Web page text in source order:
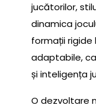
jucătorilor,
dinamica
formații
adaptabile,
și inteligența
O dezvoltare